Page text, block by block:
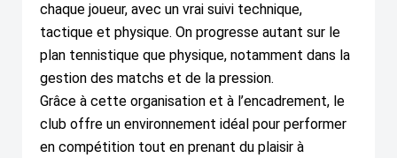
chaque joueur, avec un vrai suivi technique,
tactique et physique. On progresse autant sur le
plan tennistique que physique, notamment dans la
gestion des matchs et de la pression.
Grâce à cette organisation et à l’encadrement, le
club offre un environnement idéal pour performer
en compétition tout en prenant du plaisir à